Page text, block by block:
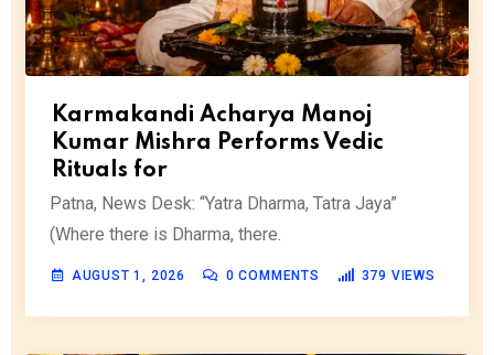
Karmakandi Acharya Manoj
Kumar Mishra Performs Vedic
Rituals for
Patna, News Desk: “Yatra Dharma, Tatra Jaya”
(Where there is Dharma, there.
AUGUST 1, 2026 0 COMMENTS 379 VIEWS